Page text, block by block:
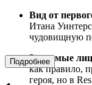
Вид от
Итана
чудовищную
Знакомые
как правило,
героя, но в
Подробнее